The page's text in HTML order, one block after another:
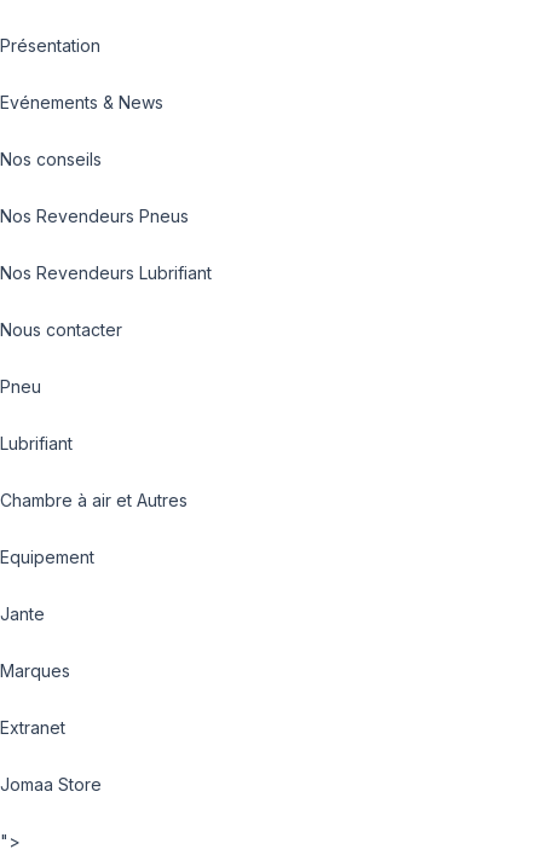
Présentation
Evénements & News
Nos conseils
Nos Revendeurs Pneus
Nos Revendeurs Lubrifiant
Nous contacter
Pneu
Lubrifiant
Chambre à air et Autres
Equipement
Jante
Marques
Extranet
Jomaa Store
">